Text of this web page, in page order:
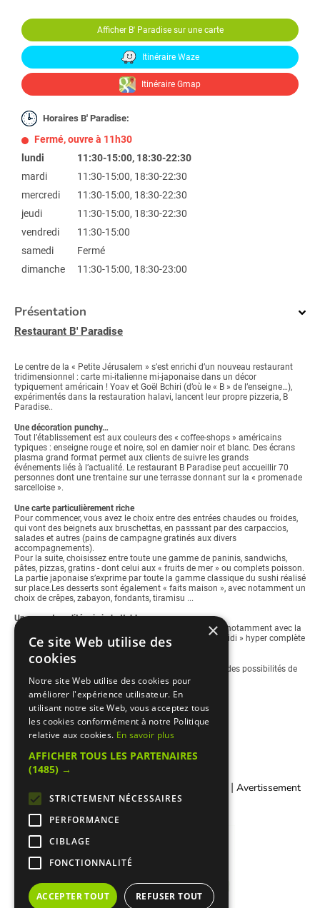
Afficher B' Paradise sur une carte
Itinéraire Waze
Itinéraire Gmap
Horaires B' Paradise:
Fermé, ouvre à 11h30
lundi
11:30-15:00, 18:30-22:30
mardi
11:30-15:00, 18:30-22:30
mercredi
11:30-15:00, 18:30-22:30
jeudi
11:30-15:00, 18:30-22:30
vendredi
11:30-15:00
samedi
Fermé
dimanche
11:30-15:00, 18:30-23:00
Présentation
Restaurant B' Paradise
Le centre de la « Petite Jérusalem » s’est enrichi d’un nouveau restaurant
tridimensionnel : carte mi-italienne mi-japonaise dans un décor
typiquement américain ! Yoav et Goël Bchiri (d’où le « B » de l’enseigne…),
expérimentés dans la restauration halavi, lancent leur propre pizzeria, B
Paradise..
Une décoration punchy…
Tout l’établissement est aux couleurs des « coffee-shops » américains
typiques : enseigne rouge et noire, sol en damier noir et blanc. Des écrans
plasma grand format permet aux clients de suivre les grands
événements liés à l’actualité. Le restaurant B Paradise peut accueillir 70
personnes dont une trentaine sur une terrasse donnant sur la « promenade
sarcelloise ».
Une carte particulièrement riche
Pour commencer, vous avez le choix entre des entrées chaudes ou froides,
qui vont des beignets aux bruschettas, en passsant par des carpaccios,
salades et autres (pains de campagne gratinés aux divers
accompagnements).
Pour la suite, choisissez entre toute une gamme de paninis, sandwichs,
pâtes, pizzas, gratins - dont celui aux « fruits de mer » ou complets poisson.
La partie japonaise s’exprime par toute la gamme classique du sushi réalisé
sur place.Les desserts sont également « faits maison », avec notamment un
choix de crêpes, zabayon, fondants, tiramisu ...
Un rapport qualité prix imbattable
Les prix pratiqués par B Paradise sont très compétitifs notamment avec la
pizza emportée ou livrée pour 8,50 € et une « formule midi » hyper complète
à partir de 13 €.
dans tout Sarcelles et région, et offre des possibilités de
réservation pour des soirées privées.
B Paradise…un resto d’enfer !
| Avertissement
Légal
×
Ce site Web utilise des
cookies
Notre site Web utilise des cookies pour
améliorer l'expérience utilisateur. En
utilisant notre site Web, vous acceptez tous
les cookies conformément à notre Politique
relative aux cookies. En savoir plus
AFFICHER TOUS LES PARTENAIRES
(1485) →
STRICTEMENT NÉCESSAIRES
PERFORMANCE
CIBLAGE
FONCTIONNALITÉ
ACCEPTER TOUT REFUSER TOUT